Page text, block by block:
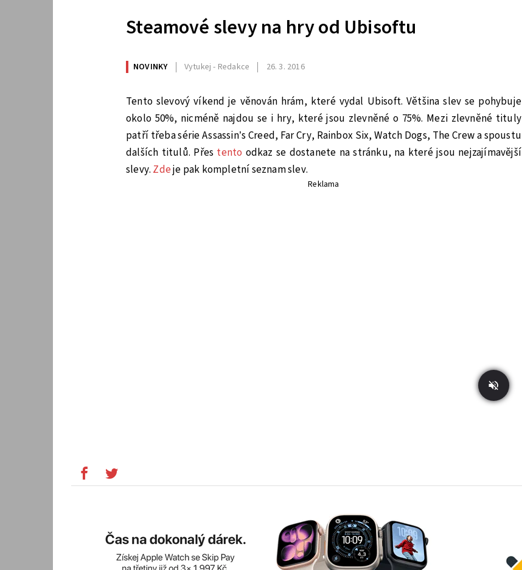
Steamové slevy na hry od Ubisoftu
NOVINKY Vytukej - Redakce 26. 3. 2016
Tento slevový víkend je věnován hrám, které vydal Ubisoft. Většina slev se pohybuje
okolo 50%, nicméně najdou se i hry, které jsou zlevněné o 75%. Mezi zlevněné tituly
patří třeba série Assassin’s Creed, Far Cry, Rainbox Six, Watch Dogs, The Crew a spoustu
dalších titulů. Přes tento odkaz se dostanete na stránku, na které jsou nejzajímavější
slevy. Zdeje pak kompletní seznam slev.
Reklama